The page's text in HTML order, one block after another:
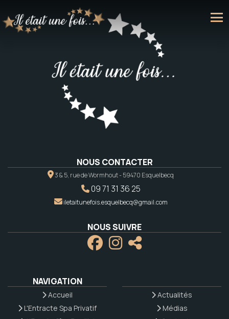
NOUS CONTACTER
3 & 5, rue de Wormhout - 59470 Esquelbecq
09 71 31 36 25
iletaitunefois.esquelbecq@gmail.com
NOUS SUIVRE
NAVIGATION
Accueil
L'Entracte Spa Privatif
Actualités
Médias